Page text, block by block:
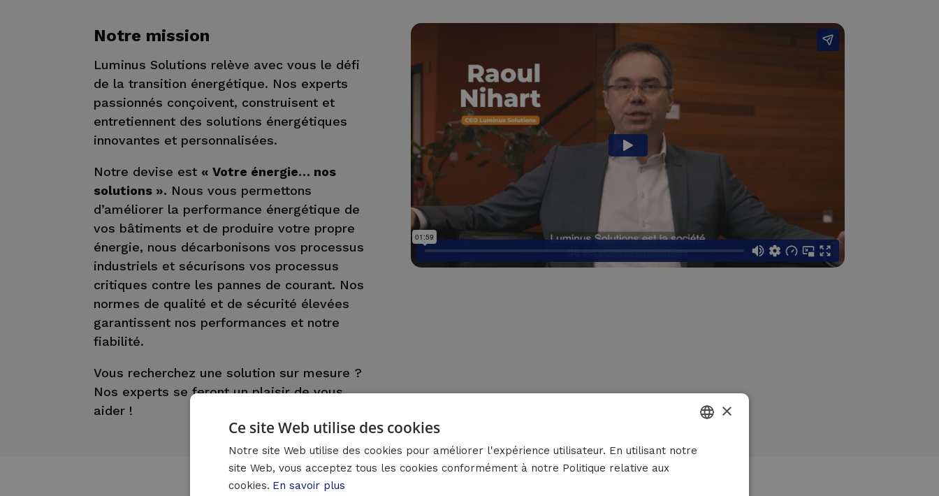
Notre mission
Luminus Solutions relève avec vous le défi
de la transition énergétique. Nos experts
passionnés conçoivent, construisent et
entretiennent des solutions énergétiques
innovantes et personnalisées.
Notre devise est« Votre énergie… nos
solutions ». Nous vous permettons
d’améliorer la performance énergétique de
vos bâtiments et de produire votre propre
énergie, nous décarbonisons vos processus
industriels et sécurisons vos processus
critiques contre les pannes de courant. Nos
normes de qualité et de sécurité élevées
garantissent nos performances et notre
fiabilité.
Vous recherchez une solution sur mesure ?
Nos experts se feront un plaisir de vous
aider !
DUTCH
×
Ce site Web utilise des cookies
Notre site Web utilise des cookies pour améliorer l'expérience utilisateur. En utilisant notre
site Web, vous acceptez tous les cookies conformément à notre Politique relative aux
cookies. En savoir plus